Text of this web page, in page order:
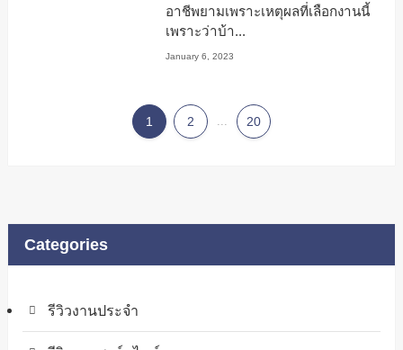
อาชีพยามเพราะเหตุผลที่เลือกงานนี้
เพราะว่าบ้า...
January 6, 2023
1 2 ... 20
Categories
รีวิวงานประจำ